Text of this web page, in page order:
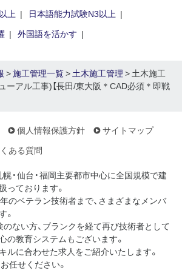
上
日本語能力試験N3以上
外国語を活かす
>施工管理一覧>土木施工管理 > 土木施工
ーアル工事)【長田/東大阪＊CAD必須＊即戦
個人情報保護方針
サイトマップ
ある質問
・仙台・福岡主要都市中心に全国規模で建
っております。
のベテラン技術者まで、さまざまなメンバ
。
のない方、ブランクを経て再び技術者として
の教育システムもございます。
ルに合わせた求人をご紹介いたします。
任せください。